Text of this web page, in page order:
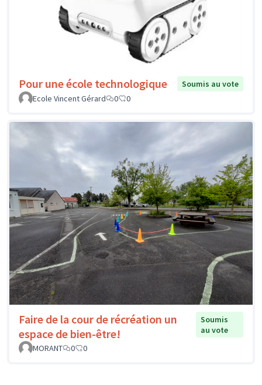
Pour une école technologique
Soumis au vote
Ecole Vincent Gérard
0 0
Faire de la cour de récréation un
espace de bien-être!
Soumis
au vote
MORANT
0 0